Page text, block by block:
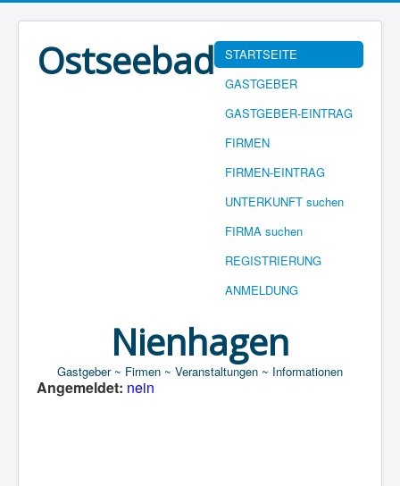
STARTSEITE
GASTGEBER
GASTGEBER-EINTRAG
FIRMEN
FIRMEN-EINTRAG
UNTERKUNFT suchen
FIRMA suchen
REGISTRIERUNG
ANMELDUNG
Ostseebad
Nienhagen
Gastgeber ~ Firmen ~ Veranstaltungen ~ Informationen
Angemeldet: nein